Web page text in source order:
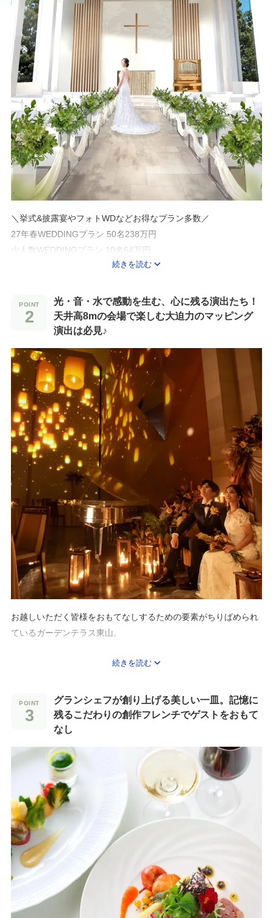
＼挙式&披露宴やフォトWDなどお得なプラン多数／
27年春WEDDINGプラン 50名238万円
少人数WEDDINGプラン 10名64万円
フォトWEDDINGプラン 5.5万円～
名古屋市の観光地でもある『東山動植物園』
市内中心部にありながら、約7000種もの植物を保有する植物園の
中にある「ガーデンテラス東山」は、
までシャトルバスも運行で安心！
木漏れ日のなかで“いつものふたり”のまま誓えるガラス張りチャ
ペルは、敷地いっぱいに広がる東山の鮮やかな緑や差し込む陽光
など、自然に包まれたあたたかな挙式を叶えることができます
続きを読む
光・音・水で感動を生む、心に残る演出たち！
天井高8mの会場で楽しむ大迫力のマッピング
演出は必見♪
お越しいただく皆様をおもてなしするための要素がちりばめられ
ているガーデンテラス東山。
フラワーシャワーやお菓子まき,唯一無二の噴水演出も楽しめるプ
壁全面に投影される大迫力のプロジェクションマッピングが好
評！壁一面の窓のむこうには東山の自然とシンボル・スカイタワ
ーが佇む、天井高さ8mの開放感溢れる披露宴会場などゲストと一
“演出を取り入れたいけど、どんな雰囲気になるかな？”と迷う方
も、実際にフェアで体験してみて♪
＼初めてのフェアにおすすめ！／
【150万優待＆1万ギフト】国産牛試食×マッピング演出×試着体験
フェア
続きを読む
グランシェフが創り上げる美しい一皿。記憶に
残るこだわりの創作フレンチでゲストをおもて
なし